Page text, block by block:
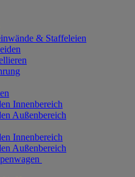
& Staffeleien
Innenbereich
Außenbereich
Innenbereich
Außenbereich